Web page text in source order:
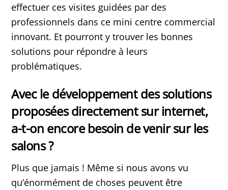
effectuer ces visites guidées par des
professionnels dans ce mini centre commercial
innovant. Et pourront y trouver les bonnes
solutions pour répondre à leurs
problématiques.
Avec le développement des solutions
proposées directement sur internet,
a-t-on encore besoin de venir sur les
salons ?
Plus que jamais ! Même si nous avons vu
qu’énormément de choses peuvent être